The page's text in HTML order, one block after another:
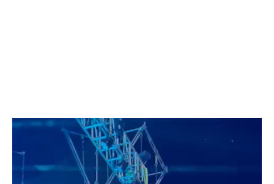
Reproductor
vídeo